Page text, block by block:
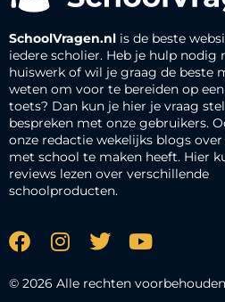
SchoolVragen.nl is de beste
iedere scholier. Heb je hulp nodig
huiswerk of wil je graag de beste
weten om voor te bereiden op
toets? Dan kun je hier je vraag
bespreken met onze gebruikers.
onze redactie wekelijks blogs over
met school te maken heeft. Hier
reviews lezen over verschillende
schoolproducten.
© 2026 Alle rechten voorbehouden